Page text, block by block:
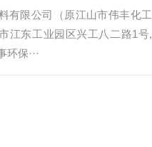
有限公司（原江山市伟丰化工
江东工业园区兴工八二路1号,
保···